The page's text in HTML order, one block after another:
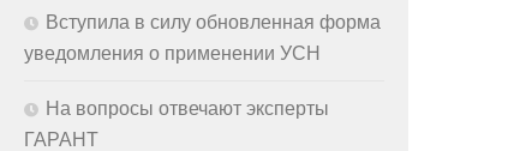
Вступила в силу обновленная форма
уведомления о применении УСН
На вопросы отвечают эксперты
ГАРАНТ